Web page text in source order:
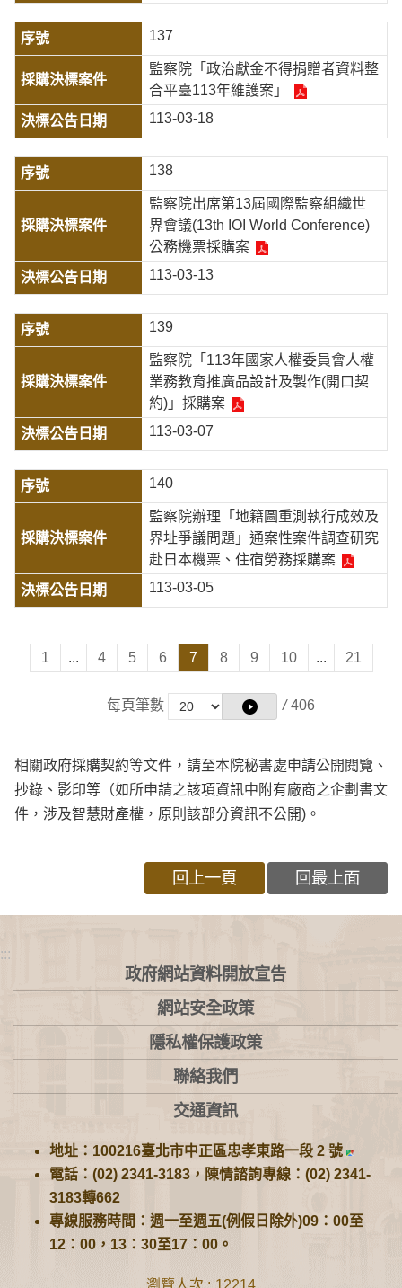
137
監察院「政治獻金不得捐贈者資料整
合平臺113年維護案」
113-03-18
138
監察院出席第13屆國際監察組織世
界會議(13th IOI World Conference)
公務機票採購案
113-03-13
139
監察院「113年國家人權委員會人權
業務教育推廣品設計及製作(開口契
約)」採購案
113-03-07
140
監察院辦理「地籍圖重測執行成效及
界址爭議問題」通案性案件調查研究
赴日本機票、住宿勞務採購案
113-03-05
1 ... 4 5 6 7 8 9 10 ... 21
每頁筆數 / 406
相關政府採購契約等文件，請至本院秘書處申請公開閱覽、
抄錄、影印等（如所申請之該項資訊中附有廠商之企劃書文
件，涉及智慧財產權，原則該部分資訊不公開)。
回上一頁 回最上面
:::
政府網站資料開放宣告
網站安全政策
隱私權保護政策
聯絡我們
交通資訊
地址：100216臺北市中正區忠孝東路一段 2 號
電話：(02) 2341-3183，陳情諮詢專線：(02) 2341-
3183轉662
專線服務時間：週一至週五(例假日除外)09：00至
12：00，13：30至17：00。
瀏覽人次 12214